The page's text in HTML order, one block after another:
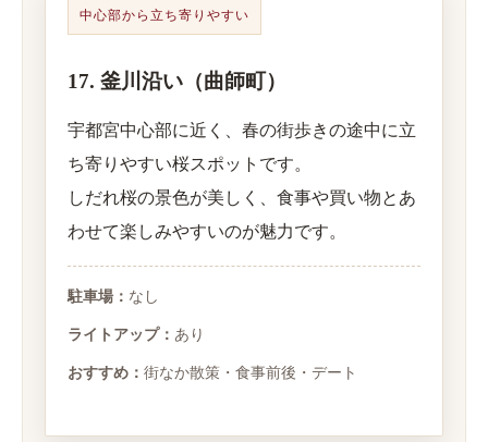
中心部から立ち寄りやすい
17. 釜川沿い（曲師町）
宇都宮中心部に近く、春の街歩きの途中に立
ち寄りやすい桜スポットです。
しだれ桜の景色が美しく、食事や買い物とあ
わせて楽しみやすいのが魅力です。
駐車場： なし
ライトアップ： あり
おすすめ： 街なか散策・食事前後・デート